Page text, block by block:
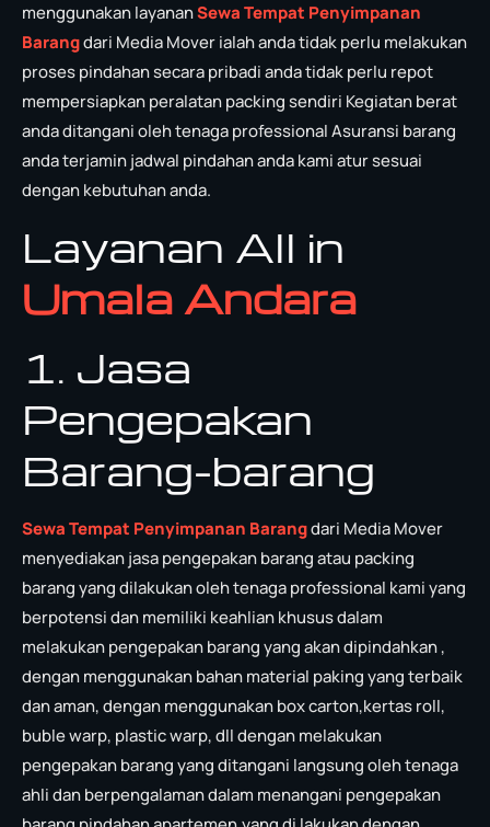
menggunakan layananSewa Tempat Penyimpanan
Barangdari Media Mover ialah anda tidak perlu melakukan
proses pindahan secara pribadi anda tidak perlu repot
mempersiapkan peralatan packing sendiri Kegiatan berat
anda ditangani oleh tenaga professional Asuransi barang
anda terjamin jadwal pindahan anda kami atur sesuai
dengan kebutuhan anda.
Layanan All in
Umala Andara
1. Jasa
Pengepakan
Barang-barang
Sewa Tempat Penyimpanan Barangdari Media Mover
menyediakan jasa pengepakan barang atau packing
barang yang dilakukan oleh tenaga professional kami yang
berpotensi dan memiliki keahlian khusus dalam
melakukan pengepakan barang yang akan dipindahkan ,
dengan menggunakan bahan material paking yang terbaik
dan aman, dengan menggunakan box carton,kertas roll,
buble warp, plastic warp, dll dengan melakukan
pengepakan barang yang ditangani langsung oleh tenaga
ahli dan berpengalaman dalam menangani pengepakan